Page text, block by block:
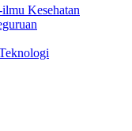
Kesehatan